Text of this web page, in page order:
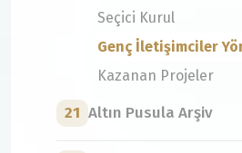
Seçici Kurul
Genç İletişimciler
Kazanan Projeler
21 Altın Pusula Arşiv